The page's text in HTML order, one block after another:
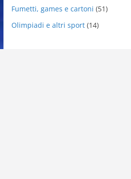
Fumetti, games e cartoni (51)
Olimpiadi e altri sport(14)